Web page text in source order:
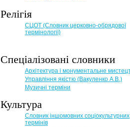
Релігія
СЦОТ (Словник церковно-обрядової
термінології)
Спеціалізовані словники
Архітектура і монументальне
Управління якістю (Вакуленко А.В.)
Музичні терміни
Культура
Словник іншомовних соціокультурних
термінів